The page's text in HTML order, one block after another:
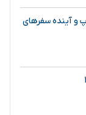
و آینده سفرهای